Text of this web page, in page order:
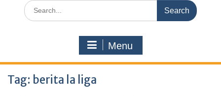
Search
for:
Menu
Tag: berita la liga